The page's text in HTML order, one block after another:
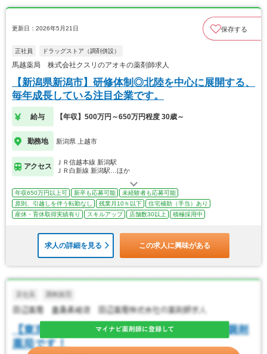
更新日：2026年5月21日 保存する
正社員 ドラッグストア（調剤併設）
馬越薬局 株式会社クスリのアオキの薬剤師求人
【新潟県新潟市】研修体制◎北陸を中心に展開する、
毎年成長している注目企業です。
給与 【年収】500万円～650万円程度 30歳～
勤務地 新潟県 上越市
アクセス
ＪＲ信越本線 新潟駅
ＪＲ白新線 新潟駅…ほか
年収650万円以上可 新卒も応募可能
未経験者も応募可能
原則、引越しを伴う転勤なし
残業月10ｈ以下
住宅補助（手当）あり
産休・育休取得実績有り
スキルアップ 店舗数30以上 積極採用中
求人の詳細を見る この求人に興味がある